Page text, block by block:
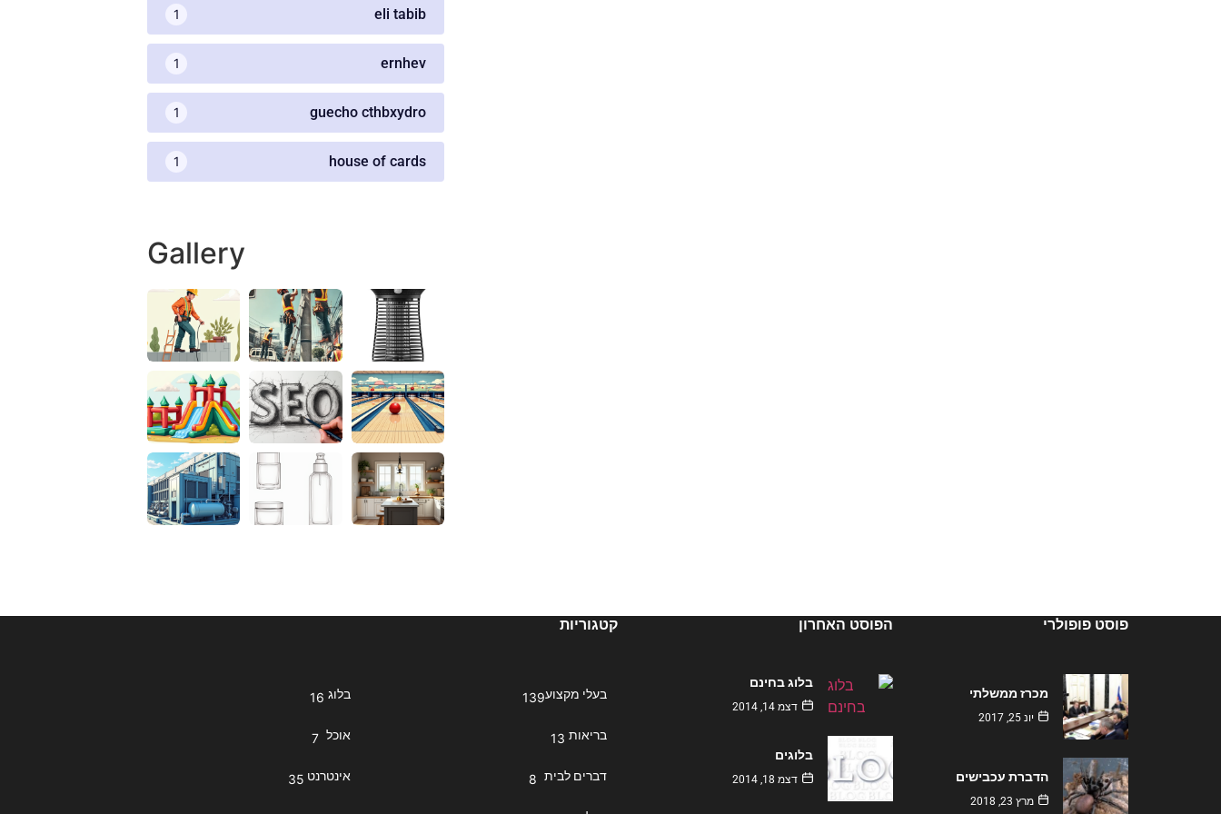
eli tabib
1
ernhev
1
guecho cthbxydro
1
house of cards
1
Gallery
פוסט פופולרי
מכרז ממשלתי
יונ 25, 2017
הדברת עכבישים
מרץ 23, 2018
הפוסט האחרון
בלוג בחינם
דצמ 14, 2014
בלוגים
דצמ 18, 2014
קטגוריות
בעלי מקצוע139 בלוג 16
בריאות 13 אוכל 7
דברים לבית 8 אינטרנט 35